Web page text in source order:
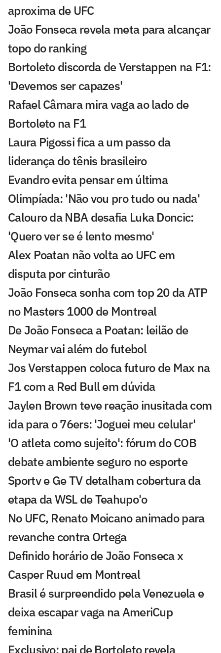
aproxima de UFC
João Fonseca revela meta para alcançar
topo do ranking
Bortoleto discorda de Verstappen na F1:
'Devemos ser capazes'
Rafael Câmara mira vaga ao lado de
Bortoleto na F1
Laura Pigossi fica a um passo da
liderança do tênis brasileiro
Evandro evita pensar em última
Olimpíada: 'Não vou pro tudo ou nada'
Calouro da NBA desafia Luka Doncic:
'Quero ver se é lento mesmo'
Alex Poatan não volta ao UFC em
disputa por cinturão
João Fonseca sonha com top 20 da ATP
no Masters 1000 de Montreal
De João Fonseca a Poatan: leilão de
Neymar vai além do futebol
Jos Verstappen coloca futuro de Max na
F1 com a Red Bull em dúvida
Jaylen Brown teve reação inusitada com
ida para o 76ers: 'Joguei meu celular'
'O atleta como sujeito': fórum do COB
debate ambiente seguro no esporte
Sportv e Ge TV detalham cobertura da
etapa da WSL de Teahupo'o
No UFC, Renato Moicano animado para
revanche contra Ortega
Definido horário de João Fonseca x
Casper Ruud em Montreal
Brasil é surpreendido pela Venezuela e
deixa escapar vaga na AmeriCup
feminina
Exclusivo: pai de Bortoleto revela